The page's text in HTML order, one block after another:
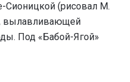
(рисовал М.
вылавливающей
Под «Бабой-Ягой»